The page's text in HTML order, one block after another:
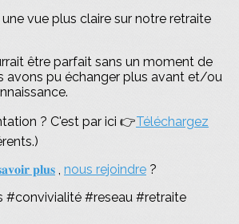
vue plus claire sur notre retraite
être parfait sans un moment de
avons pu échanger plus avant et/ou
? C'est par ici 👉Téléchargez
𝐩𝐥𝐮𝐬 , nous rejoindre ?
#convivialité #reseau #retraite